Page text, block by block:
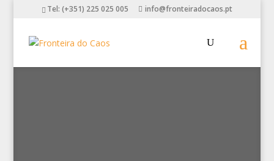
Tel: (+351) 225 025 005 info@fronteiradocaos.pt